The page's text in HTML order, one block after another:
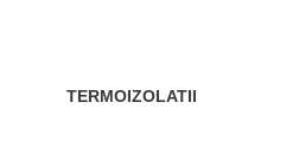
TERMOIZOLATII